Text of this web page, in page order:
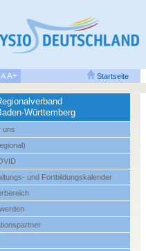
A A+ Startseite
Württemberg
uns
und Fortbildungskalender